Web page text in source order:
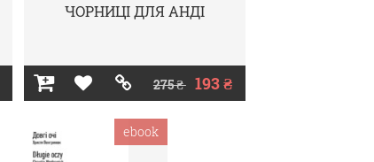
ЧОРНИЦІ ДЛЯ АНДІ
275 ₴ 193 ₴
ebook